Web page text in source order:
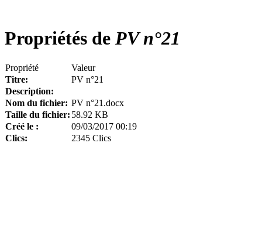
Propriétés de PV n°21
Propriété
Valeur
Titre:
PV n°21
Description:
Nom du fichier: PV n°21.docx
Taille du fichier: 58.92 KB
Créé le :
09/03/2017 00:19
Clics:
2345 Clics